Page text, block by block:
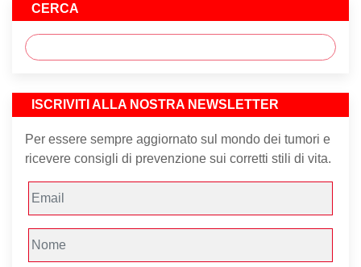
CERCA
ISCRIVITI ALLA NOSTRA NEWSLETTER
Per essere sempre aggiornato sul mondo dei tumori e
ricevere consigli di prevenzione sui corretti stili di vita.